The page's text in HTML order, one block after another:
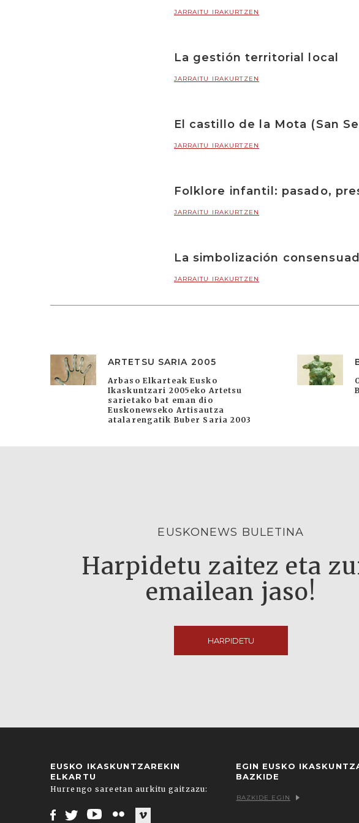
JARRAITU IRAKURTZEN
La gestión territorial local
JARRAITU IRAKURTZEN
El castillo de la Mota (San
JARRAITU IRAKURTZEN
Folklore infantil: pasado,
JARRAITU IRAKURTZEN
La simbolización
JARRAITU IRAKURTZEN
ARTETSU SARIA 2005
Arbaso Elkarteak Eusko
Ikaskuntzari 2005eko Artetsu
sarietako bat eman dio
Euskonewseko Artisautza
atalarengatik Buber Saria 2003
EUSKONEWS BULETINA
Harpidetu zaitez eta
emailean jaso!
HARPIDETU
EUSKO IKASKUNTZAREKIN
ELKARTU
Hurrengo sareetan aurkitu gaitzazu:
EGIN EUSKO
BAZKIDE
BAZKIDE EGIN